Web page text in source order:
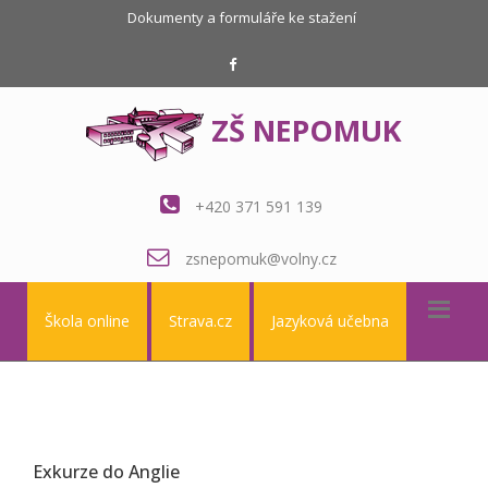
Dokumenty a formuláře ke stažení
ZŠ NEPOMUK
+420 371 591 139
zsnepomuk@volny.cz
Škola online Strava.cz Jazyková učebna
Exkurze do Anglie